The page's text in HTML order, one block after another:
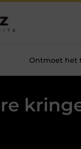
Ontmoet het